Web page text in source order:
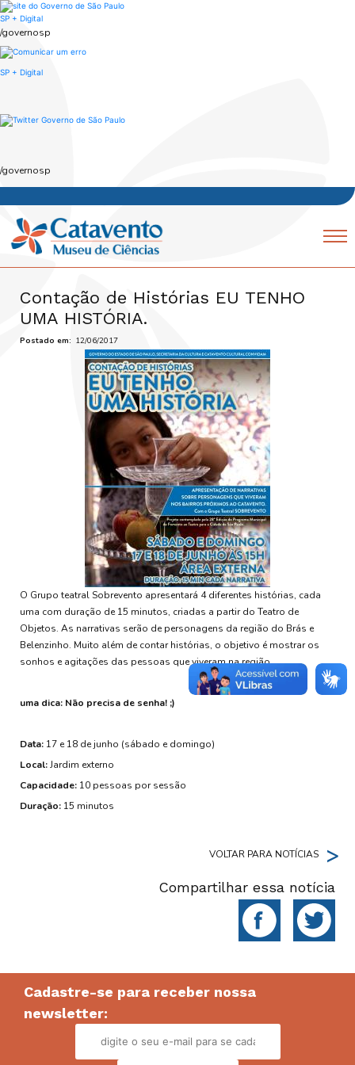
Skip
to
main
SP + Digital
/governosp
SP + Digital
/governosp
Navegação
principal
Mobile
Contação de Histórias EU TENHO
UMA HISTÓRIA.
Postado em 12/06/2017
O Grupo teatral Sobrevento apresentará 4 diferentes histórias, cada
uma com duração de 15 minutos, criadas a partir do Teatro de
Objetos. As narrativas serão de personagens da região do Brás e
Belenzinho. Muito além de contar histórias, o objetivo é mostrar os
sonhos e agitações das pessoas que viveram na região.
uma dica: Não precisa de senha! ;)
Data: 17 e 18 de junho (sábado e domingo)
Local:Jardim externo
Capacidade: 10 pessoas por sessão
Duração: 15 minutos
VOLTAR PARA NOTÍCIAS >
Compartilhar essa notícia
Cadastre-se para receber nossa
newsletter: